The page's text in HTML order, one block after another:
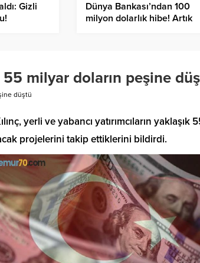
Gizli
Dünya Bankası’ndan 100
milyon dolarlık hibe! Artık
milyar doların peşine
düştü
yerli ve yabancı yatırımcıların yaklaşık
projelerini takip ettiklerini bildirdi.